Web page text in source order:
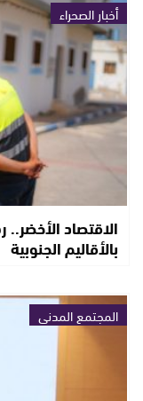
أخبار الصحراء
الاقتصاد الأخضر..
بالأقاليم الجنوبية
المجتمع المدني